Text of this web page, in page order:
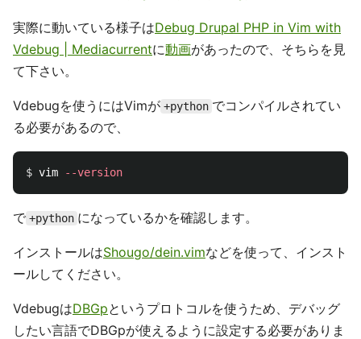
実際に動いている様子はDebug Drupal PHP in Vim with
Vdebug | Mediacurrentに動画があったので、そちらを見
て下さい。
Vdebugを使うにはVimが +python でコンパイルされてい
る必要があるので、
$ vim --version
で +python になっているかを確認します。
インストールはShougo/dein.vimなどを使って、インスト
ールしてください。
VdebugはDBGpというプロトコルを使うため、デバッグ
したい言語でDBGpが使えるように設定する必要がありま